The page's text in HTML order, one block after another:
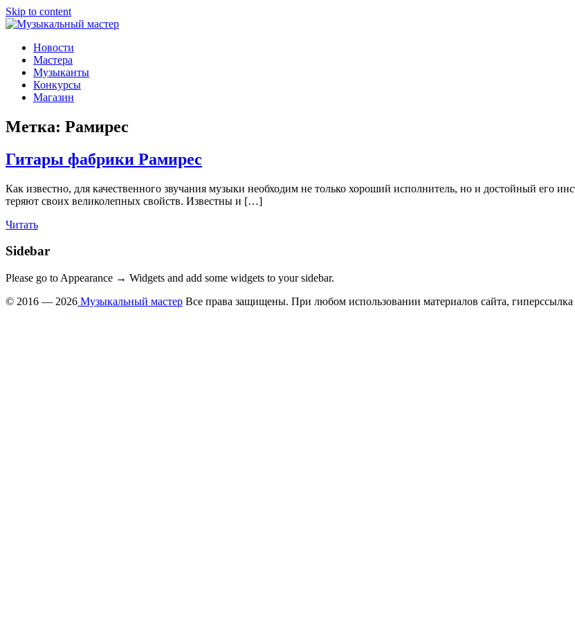
Skip to content
Музыкальный мастер
О мастерах музыкальных инструментов и музыкантах
Новости
Мастера
Музыканты
Конкурсы
Магазин
Метка: Рамирес
Гитары фабрики Рамирес
Как известно, для качественного звучания музыки необходим не только хороший исполнитель, но и достойный его
теряют своих великолепных свойств. Известны и […]
Читать
Sidebar
Please go to Appearance → Widgets and add some widgets to your sidebar.
© 2016 — 2026 Музыкальный мастер Все права защищены. При любом использовании материалов сайта, гиперссылка